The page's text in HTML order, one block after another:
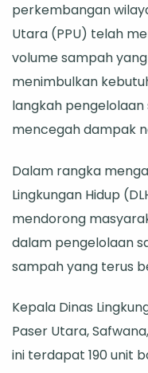
perkembangan
Utara (PPU) telah
volume sampah yang
menimbulkan
langkah
mencegah dampak
Dalam rangka
Lingkungan Hidup
mendorong
dalam pengelolaan
sampah yang terus
Kepala Dinas
Paser Utara,
ini terdapat 190 unit